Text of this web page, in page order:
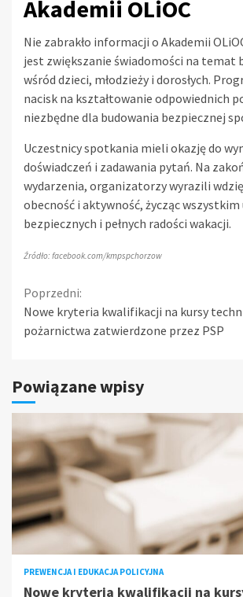
Akademii OLiOC
Nie zabrakło informacji o Akademii
jest zwiększanie świadomości na temat
wśród dzieci, młodzieży i dorosłych.
nacisk na kształtowanie odpowiednich
niezbędne dla budowania bezpiecznej
Uczestnicy spotkania mieli okazję do
doświadczeń i zadawania pytań. Na
wydarzenia, organizatorzy wyrazili
obecność i aktywność, życząc
bezpiecznych i pełnych radości wakacji.
Źródło: facebook.com/kmpspchorzow
Continue
Reading
Poprzedni:
Nowe kryteria kwalifikacji na kursy
pożarnictwa zatwierdzone przez PSP
Powiązane wpisy
PREWENCJA I EDUKACJA POLICYJNA
Nowe kryteria kwalifikacji na